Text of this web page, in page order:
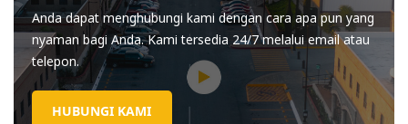
Anda dapat menghubungi kami dengan cara apa pun yang
nyaman bagi Anda. Kami tersedia 24/7 melalui email atau
telepon.
HUBUNGI KAMI